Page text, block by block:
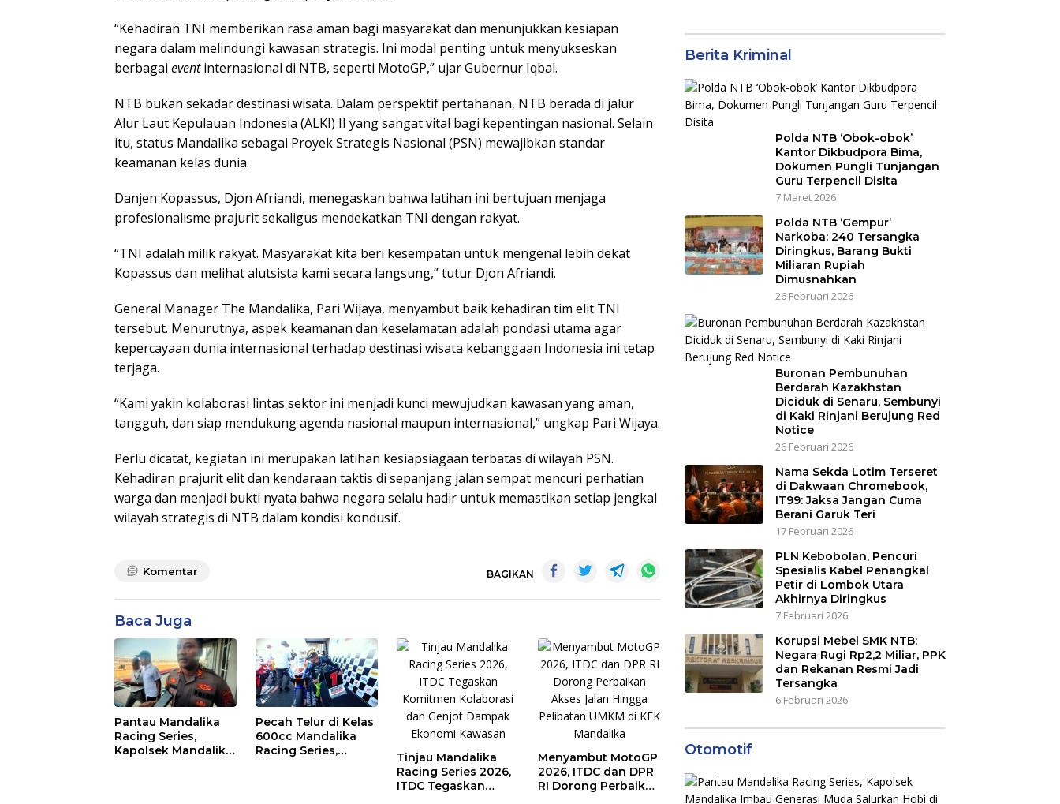
“Kehadiran TNI memberikan rasa aman bagi masyarakat dan menunjukkan kesiapan
negara dalam melindungi kawasan strategis. Ini modal penting untuk menyukseskan
berbagai eventinternasional di NTB, seperti MotoGP,” ujar Gubernur Iqbal.
NTB bukan sekadar destinasi wisata. Dalam perspektif pertahanan, NTB berada di jalur
Alur Laut Kepulauan Indonesia (ALKI) II yang sangat vital bagi kepentingan nasional. Selain
itu, status Mandalika sebagai Proyek Strategis Nasional (PSN) mewajibkan standar
keamanan kelas dunia.
Danjen Kopassus, Djon Afriandi, menegaskan bahwa latihan ini bertujuan menjaga
profesionalisme prajurit sekaligus mendekatkan TNI dengan rakyat.
“TNI adalah milik rakyat. Masyarakat kita beri kesempatan untuk mengenal lebih dekat
Kopassus dan melihat alutsista kami secara langsung,” tutur Djon Afriandi.
General Manager The Mandalika, Pari Wijaya, menyambut baik kehadiran tim elit TNI
tersebut. Menurutnya, aspek keamanan dan keselamatan adalah pondasi utama agar
kepercayaan dunia internasional terhadap destinasi wisata kebanggaan Indonesia ini tetap
terjaga.
“Kami yakin kolaborasi lintas sektor ini menjadi kunci mewujudkan kawasan yang aman,
tangguh, dan siap mendukung agenda nasional maupun internasional,” ungkap Pari Wijaya.
Perlu dicatat, kegiatan ini merupakan latihan kesiapsiagaan terbatas di wilayah PSN.
Kehadiran prajurit elit dan kendaraan taktis di sepanjang jalan sempat mencuri perhatian
warga dan menjadi bukti nyata bahwa negara selalu hadir untuk memastikan setiap jengkal
wilayah strategis di NTB dalam kondisi kondusif.
Komentar BAGIKAN
Baca Juga
Pantau Mandalika
Racing Series,
Kapolsek Mandalika
Pecah Telur di Kelas
600cc Mandalika
Racing Series,
Tinjau Mandalika
Racing Series 2026,
ITDC Tegaskan
Menyambut MotoGP
2026, ITDC dan DPR
RI Dorong Perbaikan
Berita Kriminal
Polda NTB ‘Obok-obok’
Kantor Dikbudpora Bima,
Dokumen Pungli Tunjangan
Guru Terpencil Disita
7 Maret 2026
Polda NTB ‘Gempur’
Narkoba: 240 Tersangka
Diringkus, Barang Bukti
Miliaran Rupiah
Dimusnahkan
26 Februari 2026
Buronan Pembunuhan
Berdarah Kazakhstan
Diciduk di Senaru, Sembunyi
di Kaki Rinjani Berujung Red
Notice
26 Februari 2026
Nama Sekda Lotim Terseret
di Dakwaan Chromebook,
IT99: Jaksa Jangan Cuma
Berani Garuk Teri
17 Februari 2026
PLN Kebobolan, Pencuri
Spesialis Kabel Penangkal
Petir di Lombok Utara
Akhirnya Diringkus
7 Februari 2026
Korupsi Mebel SMK NTB:
Negara Rugi Rp2,2 Miliar, PPK
dan Rekanan Resmi Jadi
Tersangka
6 Februari 2026
Otomotif